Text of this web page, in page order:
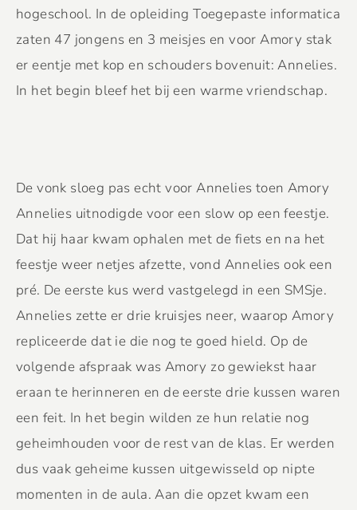
hogeschool. In de opleiding Toegepaste informatica
zaten 47 jongens en 3 meisjes en voor Amory stak
er eentje met kop en schouders bovenuit: Annelies.
In het begin bleef het bij een warme vriendschap.
De vonk sloeg pas echt voor Annelies toen Amory
Annelies uitnodigde voor een slow op een feestje.
Dat hij haar kwam ophalen met de fiets en na het
feestje weer netjes afzette, vond Annelies ook een
pré. De eerste kus werd vastgelegd in een SMSje.
Annelies zette er drie kruisjes neer, waarop Amory
repliceerde dat ie die nog te goed hield. Op de
volgende afspraak was Amory zo gewiekst haar
eraan te herinneren en de eerste drie kussen waren
een feit. In het begin wilden ze hun relatie nog
geheimhouden voor de rest van de klas. Er werden
dus vaak geheime kussen uitgewisseld op nipte
momenten in de aula. Aan die opzet kwam een